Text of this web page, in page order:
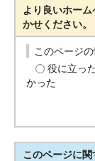
より良いホー
かせください。
このページ
役に立っ
かった
このページに関